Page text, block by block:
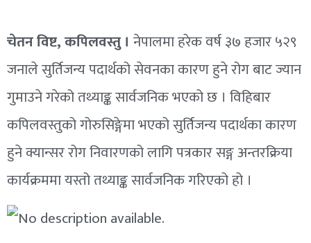
चेतन विष्ट, कपिलवस्तु । नेपालमा हरेक वर्ष ३७ हजार ५२९
जनाले सुर्तिजन्य पदार्थको सेवनका कारण हुने रोग बाट ज्यान
गुमाउने गरेको तथ्याङ्क सार्वजनिक भएको छ । विहिबार
कपिलवस्तुको गोरुसिङ्गेमा भएको सुर्तिजन्य पदार्थका कारण
हुने क्यान्सर रोग निवारणको लागि पत्रकार सङ्ग अन्तरक्रिया
कार्यक्रममा यस्तो तथ्याङ्क सार्वजनिक गरिएको हो ।